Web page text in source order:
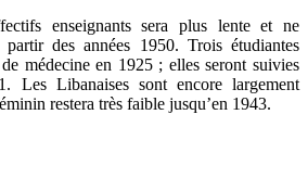
enseignants sera plus lente et ne
partir des années 1950. Trois étudiantes
médecine en 1925 ; elles seront suivies
Les Libanaises sont encore largement
restera très faible jusqu’en 1943.